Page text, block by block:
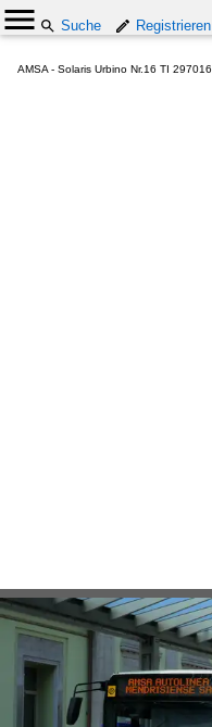
Suche
Registrieren
AMSA - Solaris Urbino Nr.16 TI